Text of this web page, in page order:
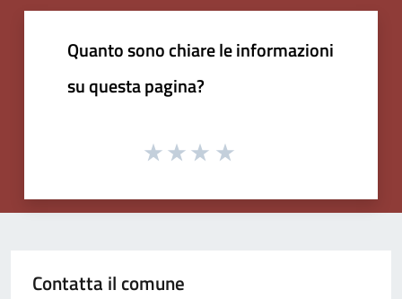
Quanto sono chiare le informazioni
su questa pagina?
Contatta il comune